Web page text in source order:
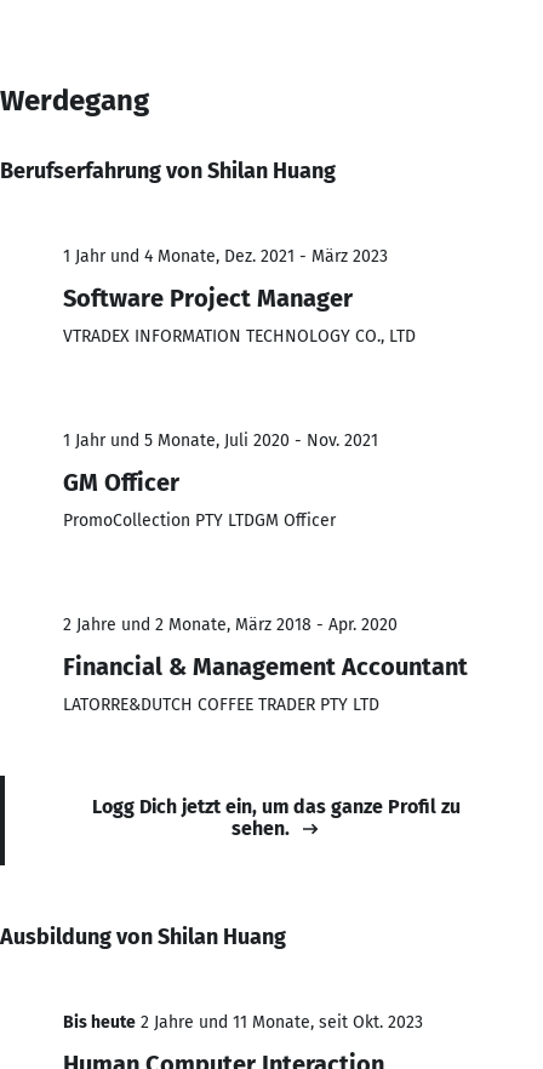
Werdegang
Berufserfahrung von Shilan Huang
1 Jahr und 4 Monate, Dez. 2021 - März 2023
Software Project Manager
VTRADEX INFORMATION TECHNOLOGY CO., LTD
1 Jahr und 5 Monate, Juli 2020 - Nov. 2021
GM Officer
PromoCollection PTY LTDGM Officer
2 Jahre und 2 Monate, März 2018 - Apr. 2020
Financial & Management Accountant
LATORRE&DUTCH COFFEE TRADER PTY LTD
Logg Dich jetzt ein, um das ganze Profil zu
sehen.
Ausbildung von Shilan Huang
Bis heute 2 Jahre und 11 Monate, seit Okt. 2023